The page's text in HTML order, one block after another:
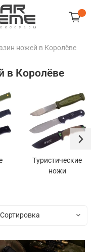
ножей в Королёве
в Королёве
Туристические
ножи